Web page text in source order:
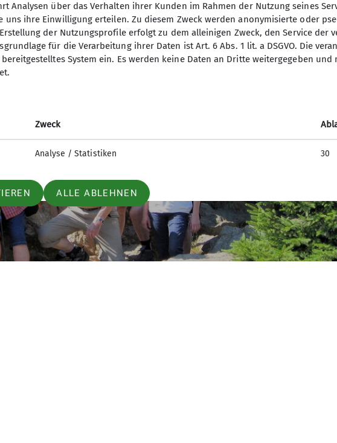
Analysen über das Verhalten ihrer Kunden im Rahmen der Nutzung seines
uns ihre Einwilligung erteilen. Zu diesem Zweck werden anonymisierte oder
der Nutzungsprofile erfolgt zu dem alleinigen Zweck, den Service der
für die Verarbeitung ihrer Daten ist Art. 6 Abs. 1 lit. a DSGVO. Die
System ein. Es werden keine Daten an Dritte weitergegeben
Zweck
Analyse / Statistiken 30
ALLE ABLEHNEN